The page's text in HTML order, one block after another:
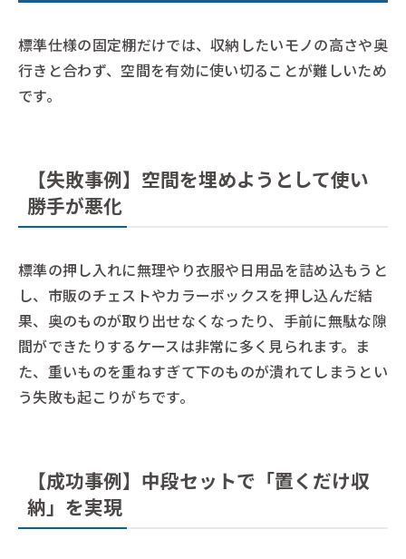
標準仕様の固定棚だけでは、収納したいモノの高さや奥
行きと合わず、空間を有効に使い切ることが難しいため
です。
【失敗事例】空間を埋めようとして使い
勝手が悪化
標準の押し入れに無理やり衣服や日用品を詰め込もうと
し、市販のチェストやカラーボックスを押し込んだ結
果、奥のものが取り出せなくなったり、手前に無駄な隙
間ができたりするケースは非常に多く見られます。ま
た、重いものを重ねすぎて下のものが潰れてしまうとい
う失敗も起こりがちです。
【成功事例】中段セットで「置くだけ収
納」を実現